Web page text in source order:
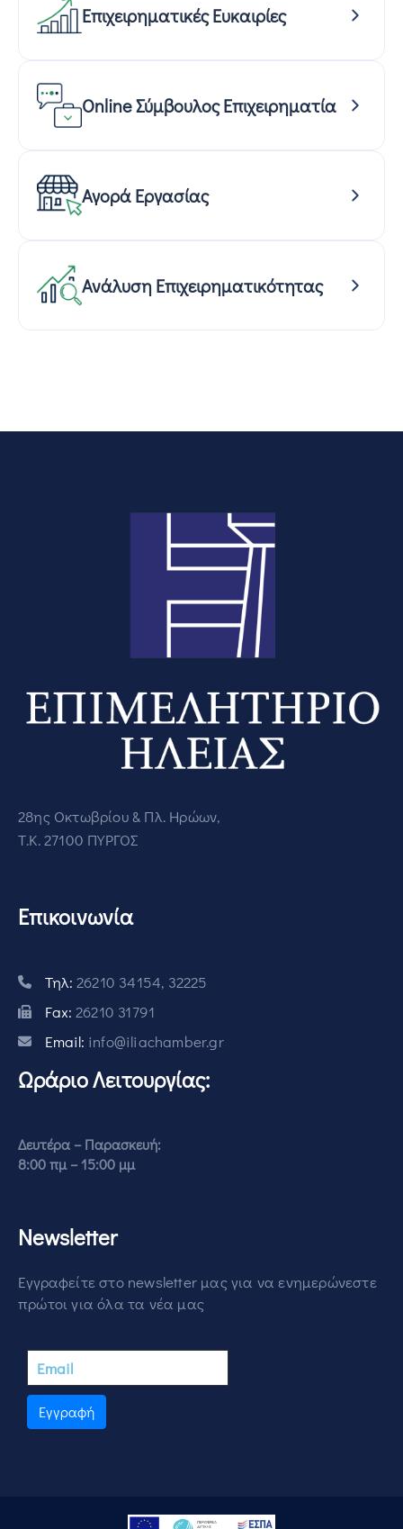
Επιχειρηματικές Ευκαιρίες
Online Σύμβουλος Επιχειρηματία
Αγορά Εργασίας
Ανάλυση Επιχειρηματικότητας
28ης Οκτωβρίου & Πλ. Ηρώων,
Τ.Κ. 27100 ΠΥΡΓΟΣ
Επικοινωνία
Τηλ: 26210 34154, 32225
Fax: 26210 31791
Email: info@iliachamber.gr
Ωράριο Λειτουργίας:
Δευτέρα – Παρασκευή:
8:00 πμ – 15:00 μμ
Newsletter
Εγγραφείτε στο newsletter μας για να ενημερώνεστε
πρώτοι για όλα τα νέα μας
Εγγραφή